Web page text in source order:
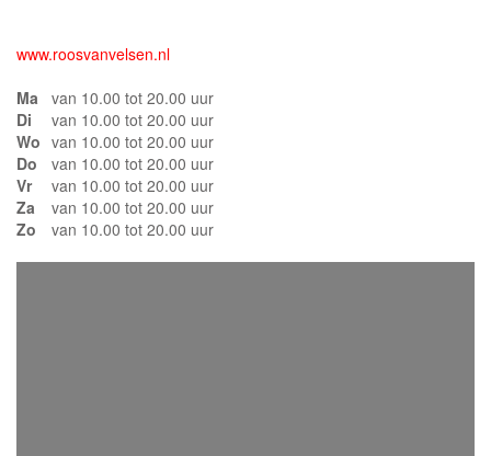
www.roosvanvelsen.nl
Ma
van 10.00 tot 20.00 uur
Di
van 10.00 tot 20.00 uur
Wo van 10.00 tot 20.00 uur
Do
van 10.00 tot 20.00 uur
Vr
van 10.00 tot 20.00 uur
Za
van 10.00 tot 20.00 uur
Zo
van 10.00 tot 20.00 uur